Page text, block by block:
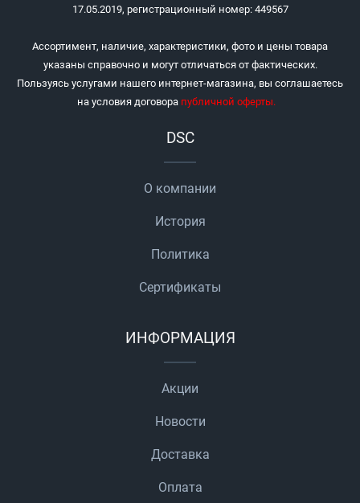
17.05.2019, регистрационный номер: 449567
Ассортимент, наличие, характеристики, фото и цены товара
указаны справочно и могут отличаться от фактических.
Пользуясь услугами нашего интернет-магазина, вы соглашаетесь
на условия договора публичной оферты.
DSC
О компании
История
Политика
Сертификаты
ИНФОРМАЦИЯ
Акции
Новости
Доставка
Оплата